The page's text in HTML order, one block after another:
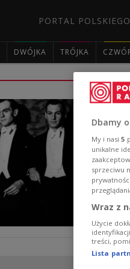
PORTAL
DWÓJKA TRÓJKA
Dbamy
My i nasi 5
unikalne
sprzeciwu
Wraz z
Użycie
treści,
Lista